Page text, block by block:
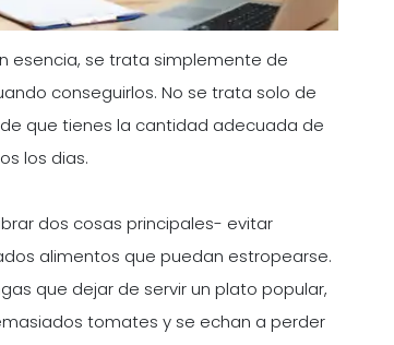
esencia, se trata simplemente de
conseguirlos. No se trata solo de
que tienes la cantidad adecuada de
los dias.
dos cosas principales- evitar
alimentos que puedan estropearse.
que dejar de servir un plato popular,
tomates y se echan a perder